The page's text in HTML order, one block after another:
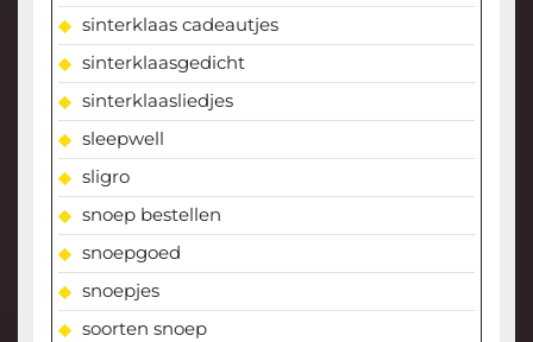
sinterklaas cadeautjes
sinterklaasgedicht
sinterklaasliedjes
sleepwell
sligro
snoep bestellen
snoepgoed
snoepjes
soorten snoep